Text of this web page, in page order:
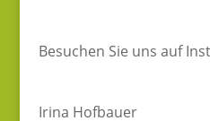
Besuchen Sie uns auf
Irina Hofbauer